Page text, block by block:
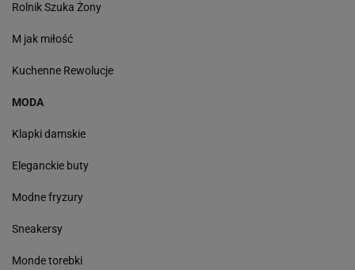
Rolnik Szuka Żony
M jak miłość
Kuchenne Rewolucje
MODA
Klapki damskie
Eleganckie buty
Modne fryzury
Sneakersy
Monde torebki